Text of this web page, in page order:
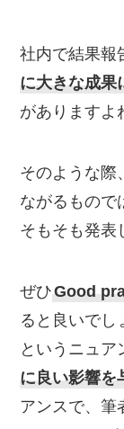
社内で結果報
に大きな成果
がありますよ
そのような際
ながるもので
そもそも発表
ぜひGood
ると良いでし
というニュア
に良い影響を
アンスで、筆